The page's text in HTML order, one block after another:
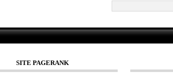
SITE PAGERANK